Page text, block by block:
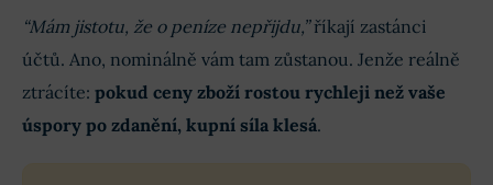
“Mám jistotu, že o peníze nepřijdu,”říkají zastánci
účtů. Ano, nominálně vám tam zůstanou. Jenže reálně
ztrácíte: pokud ceny zboží rostou rychleji než vaše
úspory po zdanění, kupní síla klesá.